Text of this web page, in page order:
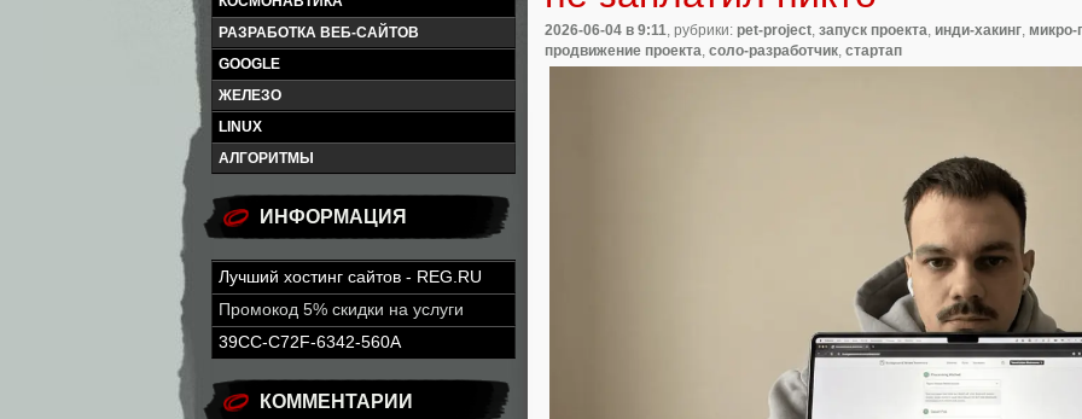
РАЗРАБОТКА ВЕБ-САЙТОВ
GOOGLE
ЖЕЛЕЗО
LINUX
АЛГОРИТМЫ
ИНФОРМАЦИЯ
Лучший хостинг сайтов - REG.RU
Промокод 5% скидки на услуги
39CC-C72F-6342-560A
КОММЕНТАРИИ
2026-06-04 в 9:11 , рубрики: pet-project запуск проекта инди-хакинг микро-
продвижение проекта соло-разработчик стартап